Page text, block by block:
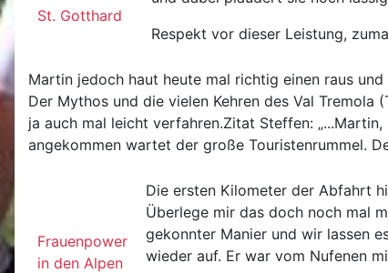
St. Gotthard
Respekt vor dieser Leistung,
Martin jedoch haut heute mal richtig einen raus
Der Mythos und die vielen Kehren des Val
ja auch mal leicht verfahren.Zitat Steffen:
angekommen wartet der große Touristenrummel.
Frauenpower
in den Alpen
Die ersten Kilometer der Abfahrt
Überlege mir das doch noch mal
gekonnter Manier und wir lassen
wieder auf. Er war vom Nufenen